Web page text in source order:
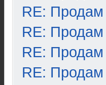
RE:
RE:
RE:
RE: